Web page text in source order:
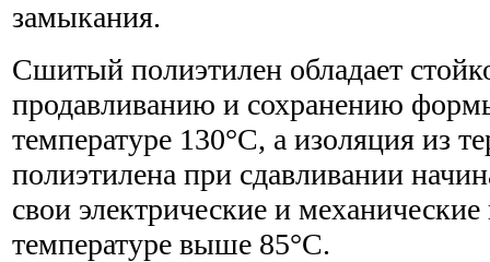
замыкания.
Сшитый полиэтилен обладает
продавливанию и сохранению
температуре 130°С, а изоляция из
полиэтилена при сдавливании
свои электрические и
температуре выше 85°С.